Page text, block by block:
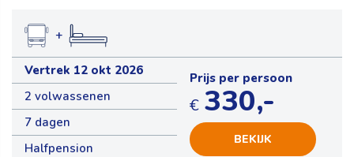
+
Vertrek 12 okt 2026
2 volwassenen
7 dagen
Halfpension
Prijs per persoon
€ 330,-
BEKIJK